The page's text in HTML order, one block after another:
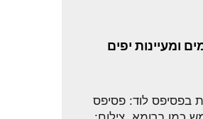
ומעיינות יפים